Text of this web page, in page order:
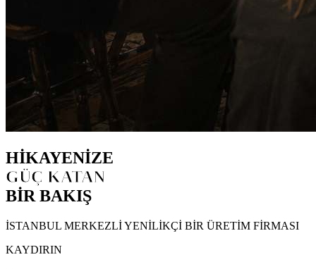
HİKAYENİZE
GÜÇ KATAN
BİR BAKIŞ
İSTANBUL MERKEZLİ YENİLİKÇİ BİR ÜRETİM FİRMASI
KAYDIRIN